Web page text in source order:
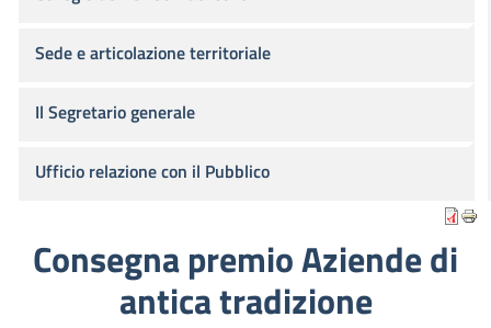
Consegna premio Aziende di
antica tradizione
Sede e articolazione territoriale
Il Segretario generale
Ufficio relazione con il Pubblico